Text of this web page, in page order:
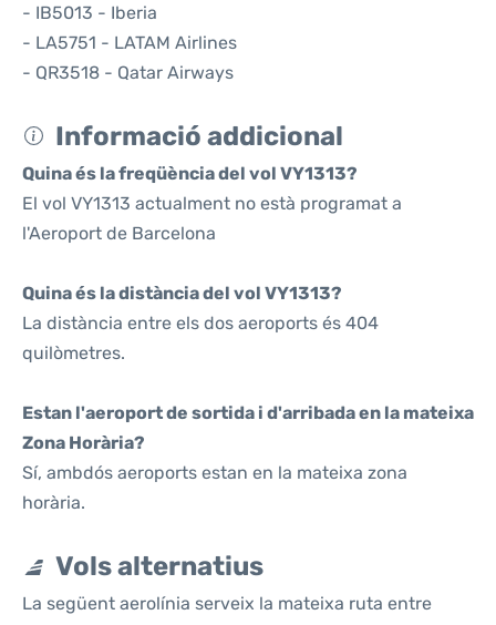
- IB5013 - Iberia
- LA5751 - LATAM Airlines
- QR3518 - Qatar Airways
Informació addicional
Quina és la freqüència del vol VY1313?
El vol VY1313 actualment no està programat a
l'Aeroport de Barcelona
Quina és la distància del vol VY1313?
La distància entre els dos aeroports és 404
quilòmetres.
Estan l'aeroport de sortida i d'arribada en la mateixa
Zona Horària?
Sí, ambdós aeroports estan en la mateixa zona
horària.
Vols alternatius
La següent aerolínia serveix la mateixa ruta entre